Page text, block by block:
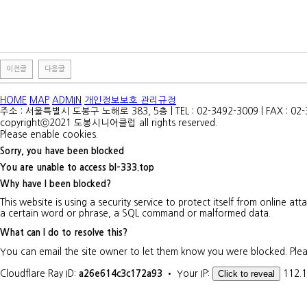
이전글 다음글
최
신
토
렌
사
이
순
위
주
야
디
국
HOME MAP ADMIN 개인정보보호 관리규정
주소 : 서울특별시 도봉구 노해로 383, 5층 | TEL : 02-3492-3009 | FAX :
copyrightⓒ2021 도봉시니어클럽 all rights reserved.
Please enable cookies.
Sorry, you have been blocked
You are unable to access bl-333.top
Why have I been blocked?
This website is using a security service to protect itself from online
a certain word or phrase, a SQL command or malformed data.
What can I do to resolve this?
You can email the site owner to let them know you were blocked.
Cloudflare Ray ID: a26e614c3c172a93 • Your IP: Click to reveal